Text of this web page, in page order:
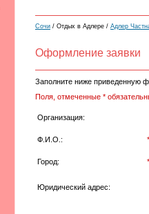
Сочи / Отдых в Адлере / Адлер
Оформление заявки
Заполните ниже приведенную
Поля, отмеченные *
Организация:
Ф.И.О.: *
Город: *
Юридический адрес: